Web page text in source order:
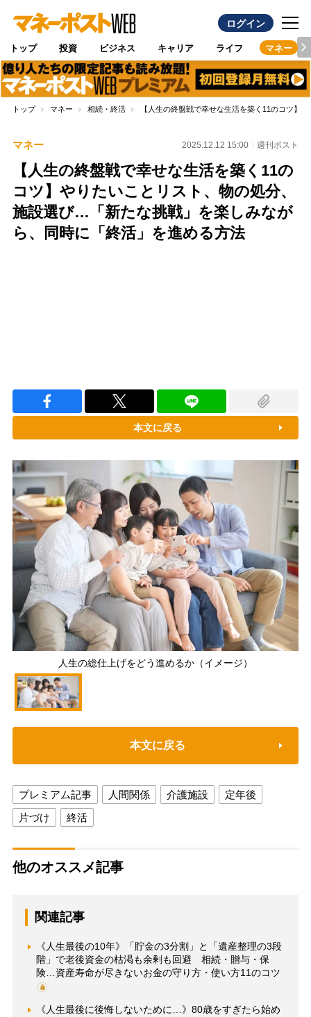
ログイン
トップ 投資 ビジネス キャリア ライフ マネー
トップ マネー 相続・終活 【人生の終盤戦で幸せな生活を築く11のコツ】
マネー 2025.12.12 15:00 週刊ポスト
【人生の終盤戦で幸せな生活を築く11の
コツ】やりたいことリスト、物の処分、
施設選び…「新たな挑戦」を楽しみなが
ら、同時に「終活」を進める方法
本文に戻る
人生の総仕上げをどう進めるか（イメージ）
本文に戻る
プレミアム記事 人間関係 介護施設
定年後
片づけ
終活
他のオススメ記事
関連記事
《人生最後の10年》「貯金の3分割」と「遺産整理の3段
階」で老後資金の枯渇も余剰も回避 相続・贈与・保
険…資産寿命が尽きないお金の守り方・使い方11のコツ
《人生最後に後悔しないために…》80歳をすぎたら始め